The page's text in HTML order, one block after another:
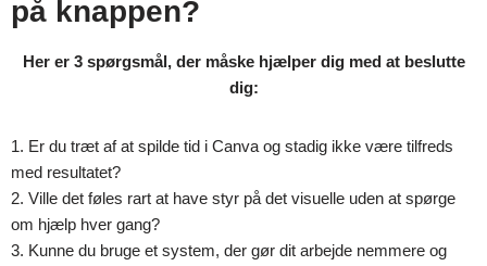
på knappen?
Her er 3 spørgsmål, der måske hjælper dig med at beslutte
dig:
1. Er du træt af at spilde tid i Canva og stadig ikke være tilfreds
med resultatet?
2. Ville det føles rart at have styr på det visuelle uden at spørge
om hjælp hver gang?
3. Kunne du bruge et system, der gør dit arbejde nemmere og